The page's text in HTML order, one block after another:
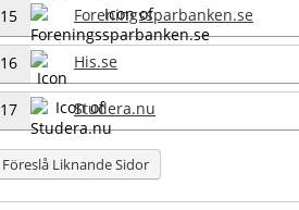
15 Foreningssparbanken.se
16 His.se
17 Studera.nu
Föreslå Liknande Sidor